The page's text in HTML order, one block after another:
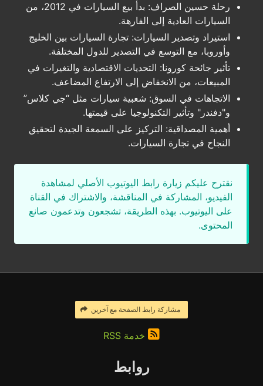
رحلة حسين الصراف: بدأ بيع السيارات في 2012، من
السيارات العادية إلى الفارهة.
استيراد وتصدير السيارات: تجارة السيارات بين الخليج
وأوروبا، مع التوسع في التصدير للدول المختلفة.
تأثير جائحة كورونا: التحديات الاقتصادية والتغيرات في
المبيعات، من الانخفاض إلى الارتفاع المضاعف.
الاتجاهات في السوق: شعبية سيارات مثل “جي كلاس”
و"دفندر" وتأثير التكنولوجيا على قيمتها.
أهمية المصداقية: التركيز على السمعة الجيدة لتحقيق
النجاح في تجارة السيارات.
نقترح عليكم زيارة رابط اليوتيوب الأصلي لمشاهدة
الفيديو، المشاركة في المناقشة، والاشتراك في القناة
على اليوتيوب. بهذه الطريقة، تشجعون وتدعمون صانع
المحتوى.
مشاركة رابط الصفحة مع آخرين
خدمة RSS
روابط